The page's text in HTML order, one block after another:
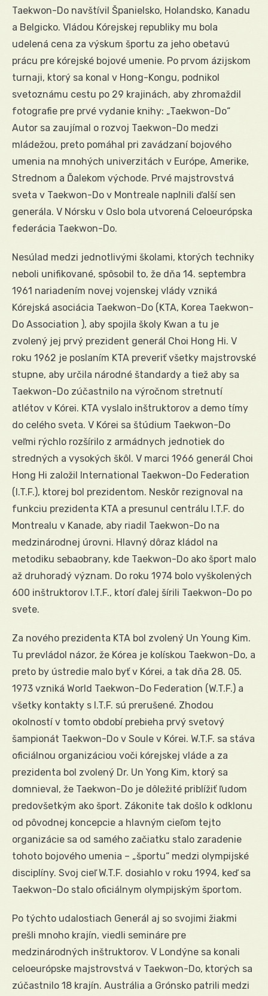
Taekwon-Do navštívil Španielsko, Holandsko, Kanadu
a Belgicko. Vládou Kórejskej republiky mu bola
udelená cena za výskum športu za jeho obetavú
prácu pre kórejské bojové umenie. Po prvom ázijskom
turnaji, ktorý sa konal v Hong-Kongu, podnikol
svetoznámu cestu po 29 krajinách, aby zhromaždil
fotografie pre prvé vydanie knihy: „Taekwon-Do“
Autor sa zaujímal o rozvoj Taekwon-Do medzi
mládežou, preto pomáhal pri zavádzaní bojového
umenia na mnohých univerzitách v Európe, Amerike,
Strednom a Ďalekom východe. Prvé majstrovstvá
sveta v Taekwon-Do v Montreale naplnili ďalší sen
generála. V Nórsku v Oslo bola utvorená Celoeurópska
federácia Taekwon-Do.
Nesúlad medzi jednotlivými školami, ktorých techniky
neboli unifikované, spôsobil to, že dňa 14. septembra
1961 nariadením novej vojenskej vlády vzniká
Kórejská asociácia Taekwon-Do (KTA, Korea Taekwon-
Do Association ), aby spojila školy Kwan a tu je
zvolený jej prvý prezident generál Choi Hong Hi. V
roku 1962 je poslaním KTA preveriť všetky majstrovské
stupne, aby určila národné štandardy a tiež aby sa
Taekwon-Do zúčastnilo na výročnom stretnutí
atlétov v Kórei. KTA vyslalo inštruktorov a demo tímy
do celého sveta. V Kórei sa štúdium Taekwon-Do
veľmi rýchlo rozšírilo z armádnych jednotiek do
stredných a vysokých škôl. V marci 1966 generál Choi
Hong Hi založil International Taekwon-Do Federation
(I.T.F.), ktorej bol prezidentom. Neskôr rezignoval na
funkciu prezidenta KTA a presunul centrálu I.T.F. do
Montrealu v Kanade, aby riadil Taekwon-Do na
medzinárodnej úrovni. Hlavný dôraz kládol na
metodiku sebaobrany, kde Taekwon-Do ako šport malo
až druhoradý význam. Do roku 1974 bolo vyškolených
600 inštruktorov I.T.F., ktorí ďalej šírili Taekwon-Do po
svete.
Za nového prezidenta KTA bol zvolený Un Young Kim.
Tu prevládol názor, že Kórea je kolískou Taekwon-Do, a
preto by ústredie malo byť v Kórei, a tak dňa 28. 05.
1973 vzniká World Taekwon-Do Federation (W.T.F.) a
všetky kontakty s I.T.F. sú prerušené. Zhodou
okolností v tomto období prebieha prvý svetový
šampionát Taekwon-Do v Soule v Kórei. W.T.F. sa stáva
oficiálnou organizáciou voči kórejskej vláde a za
prezidenta bol zvolený Dr. Un Yong Kim, ktorý sa
domnieval, že Taekwon-Do je dôležité priblížiť ľudom
predovšetkým ako šport. Zákonite tak došlo k odklonu
od pôvodnej koncepcie a hlavným cieľom tejto
organizácie sa od samého začiatku stalo zaradenie
tohoto bojového umenia – „športu“ medzi olympijské
disciplíny. Svoj cieľ W.T.F. dosiahlo v roku 1994, keď sa
Taekwon-Do stalo oficiálnym olympijským športom.
Po týchto udalostiach Generál aj so svojimi žiakmi
prešli mnoho krajín, viedli semináre pre
medzinárodných inštruktorov. V Londýne sa konali
celoeurópske majstrovstvá v Taekwon-Do, ktorých sa
zúčastnilo 18 krajín. Austrália a Grónsko patrili medzi